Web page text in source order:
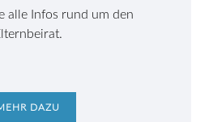
alle Infos rund um den
DAZU